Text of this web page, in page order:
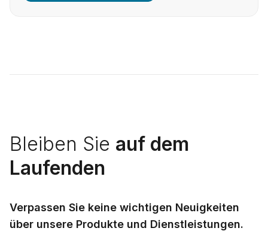
Bleiben Sie auf dem
Laufenden
Verpassen Sie keine wichtigen Neuigkeiten
über unsere Produkte und Dienstleistungen.